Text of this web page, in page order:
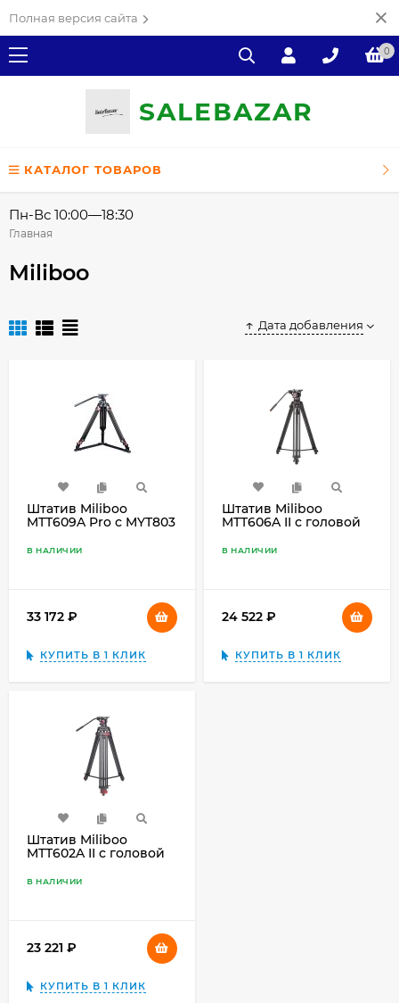
Полная версия сайта
0
SALEВAZAR
КАТАЛОГ ТОВАРОВ
Пн-Вс 10:00—18:30
Главная
Miliboo
Дата добавления
Штатив Miliboo
MTT609A Pro с MYT803
В НАЛИЧИИ
33 172
КУПИТЬ В 1 КЛИК
Штатив Miliboo
MTT606A II с головой
В НАЛИЧИИ
24 522
КУПИТЬ В 1 КЛИК
Штатив Miliboo
MTT602A II с головой
В НАЛИЧИИ
23 221
КУПИТЬ В 1 КЛИК